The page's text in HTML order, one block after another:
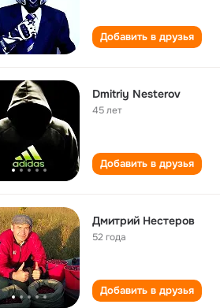
Добавить в друзья
Dmitriy Nesterov
45 лет
Добавить в друзья
Дмитрий Нестеров
52 года
Добавить в друзья